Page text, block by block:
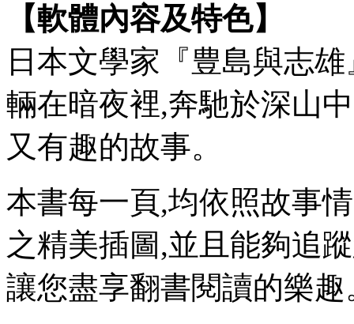
【軟體內容及特色】
日本文學家『豊島與志
輛在暗夜裡,奔馳於深山
又有趣的故事。
本書每一頁,均依照故事
之精美插圖,並且能夠追
讓您盡享翻書閱讀的樂趣